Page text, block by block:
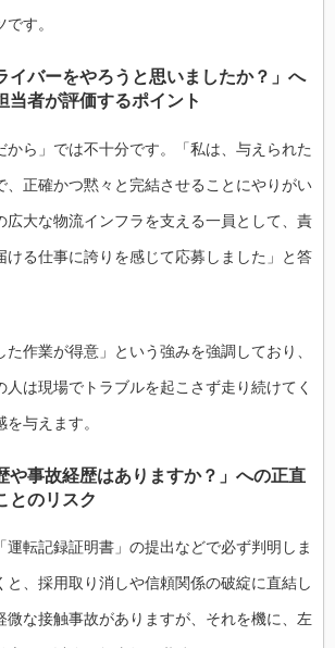
す。
バーをやろうと思いましたか？」へ
当者が評価するポイント
から」では不十分です。「私は、与えられた
、正確かつ黙々と完結させることにやりがい
広大な物流インフラを支える一員として、責
ける仕事に誇りを感じて応募しました」と答
た作業が得意」という強みを強調しており、
人は現場でトラブルを起こさず走り続けてく
与えます。
事故経歴はありますか？」への正直
とのリスク
運転記録証明書」の提出などで必ず判明しま
と、採用取り消しや信頼関係の破綻に直結し
微な接触事故がありますが、それを機に、左